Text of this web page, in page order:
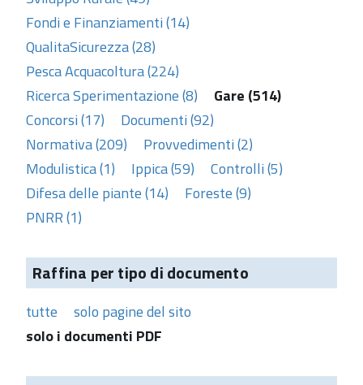
Fondi e Finanziamenti (14)
QualitaSicurezza (28)
Pesca Acquacoltura (224)
Ricerca Sperimentazione (8)
Gare (514)
Concorsi (17)
Documenti (92)
Normativa (209)
Provvedimenti (2)
Modulistica (1)
Ippica (59)
Controlli (5)
Difesa delle piante (14)
Foreste (9)
PNRR (1)
Raffina per tipo di documento
tutte
solo pagine del sito
solo i documenti PDF